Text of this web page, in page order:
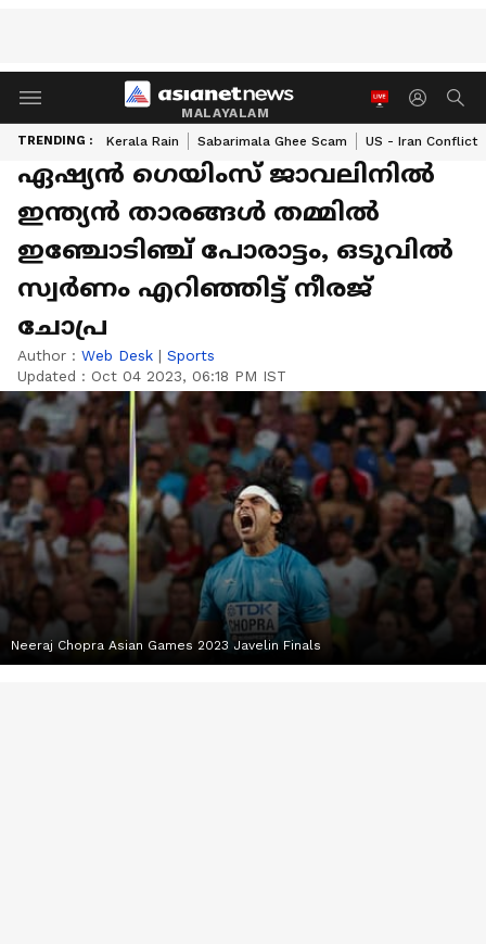
MALAYALAM
TRENDING : Kerala Rain Sabarimala Ghee Scam US - Iran Conflict
ഏഷ്യൻ ഗെയിംസ് ജാവലിനിൽ
ഇന്ത്യൻ താരങ്ങൾ തമ്മിൽ
ഇഞ്ചോടിഞ്ച് പോരാട്ടം, ഒടുവിൽ
സ്വർണം എറിഞ്ഞിട്ട് നീരജ്
ചോപ്ര
Author : Web Desk | Sports
Updated : Oct 04 2023, 06:18 PM IST
Neeraj Chopra Asian Games 2023 Javelin Finals